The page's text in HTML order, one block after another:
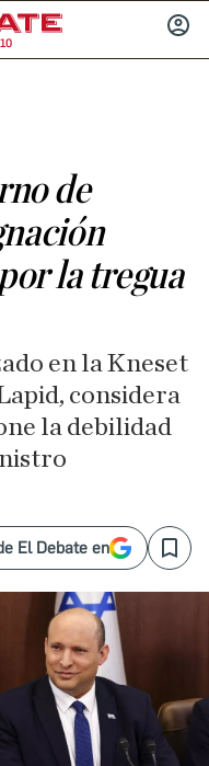
de
la tregua
en la Kneset
considera
la debilidad
El Debate en Save